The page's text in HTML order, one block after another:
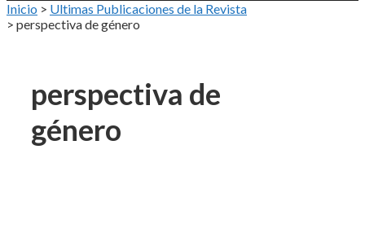
Inicio > Ultimas Publicaciones de la Revista
> perspectiva de género
perspectiva de
género